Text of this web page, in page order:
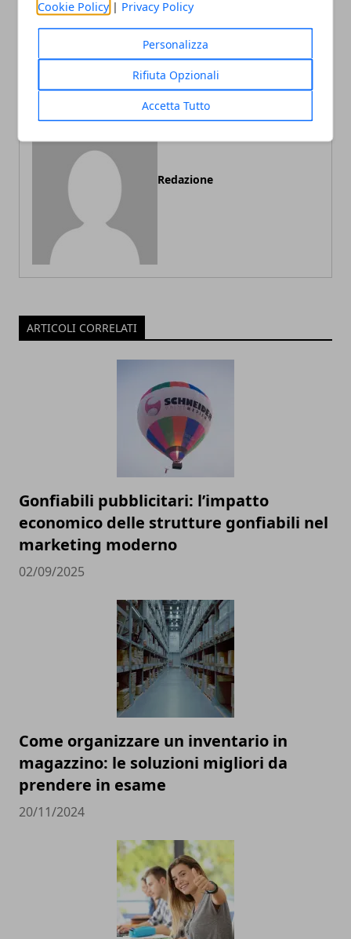
Cookie Policy | Privacy Policy
Personalizza
Rifiuta Opzionali
Accetta Tutto
Articolo Precedente
sapere sul parquet
Talee cannabis: una risorsa
a risparmio
Redazione
ARTICOLI CORRELATI
Gonfiabili pubblicitari: l’impatto
economico delle strutture gonfiabili nel
marketing moderno
02/09/2025
Come organizzare un inventario in
magazzino: le soluzioni migliori da
prendere in esame
20/11/2024